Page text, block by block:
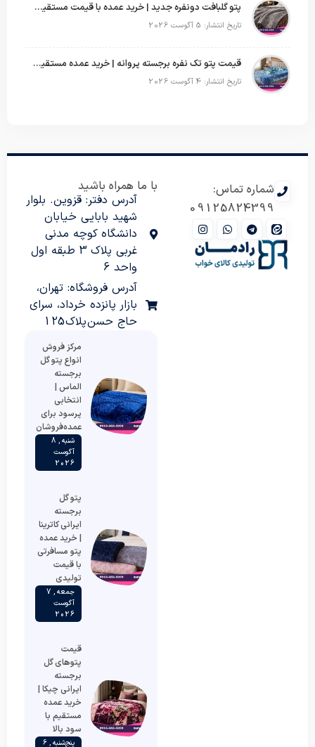
پتو گلبافت دونفره جدید | خرید عمده با قیمت مستقیم و طرح‌های پرفروش بازار
تاریخ انتشار: 5 آگوست 2026
قیمت پتو تک نفره برجسته پروانه | خرید عمده مستقیم با بهترین قیمت بازار
تاریخ انتشار: 4 آگوست 2026
شماره تماس:
09125824399
با ما همراه باشید
آدرس دفتر: قزوین. بلوار
شهید بابایی خیابان
دانشگاه کوچه مدنی
غربی پلاک 3 طبقه اول
واحد 6
آدرس فروشگاه: تهران،
بازار پانزده خرداد، سرای
حاج حسن پلاک 125
مرکز فروش
انواع پتو گل
برجسته
الماس |
انتخابی
پرسود برای
عمده‌فروشان
شنبه , 8
آگوست
2026
پتو گل
برجسته
ایرانی کاترینا
| خرید عمده
پتو مسافرتی
با قیمت
تولیدی
جمعه , 7
آگوست
2026
قیمت
پتوهای گل
برجسته
ایرانی چیکا |
خرید عمده
مستقیم با
سود بالا
پنج‌شنبه , 6